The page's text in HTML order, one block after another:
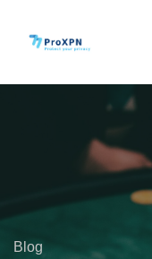
Blog